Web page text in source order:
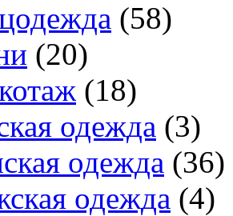
(58)
(20)
(18)
одежда (3)
одежда (36)
одежда (4)